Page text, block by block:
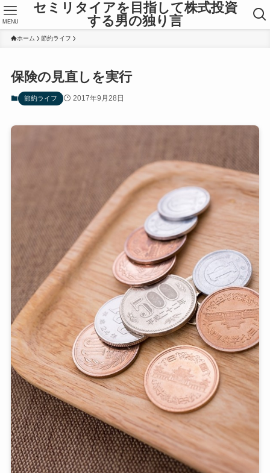
セミリタイアを目指して株式投資
する男の独り言
MENU
ホーム 節約ライフ
保険の見直しを実行
節約ライフ 2017年9月28日